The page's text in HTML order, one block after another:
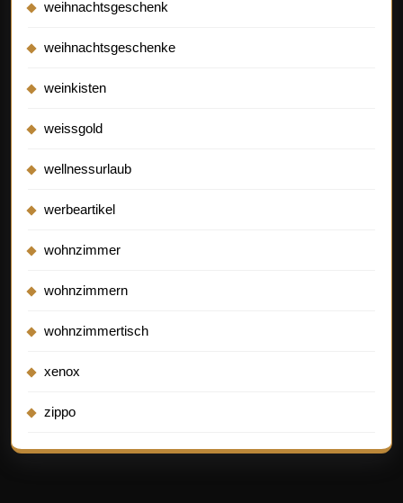
weihnachtsgeschenk
weihnachtsgeschenke
weinkisten
weissgold
wellnessurlaub
werbeartikel
wohnzimmer
wohnzimmern
wohnzimmertisch
xenox
zippo